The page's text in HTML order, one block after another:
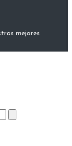
mejores